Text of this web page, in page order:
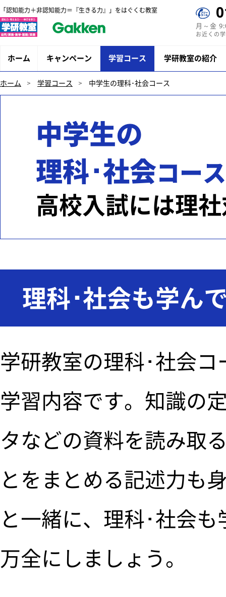
「認知能力＋非認知能力＝『生きる力』」をはぐくむ教室
月～金
お近くの
ホーム キャンペーン 学習コース 学研教室の紹介
ホーム 学習コース 中学生の理科･社会コース
中学生の
理科･社会コース
高校入試には理
理科･社会も学ん
学研教室の理科･社会
学習内容です。知識の
タなどの資料を読み取
とをまとめる記述力も
と一緒に、理科･社会
万全にしましょう。